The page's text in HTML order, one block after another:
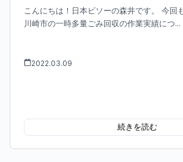
こんにちは！日本ビソーの森井です。 今回
川崎市の一時多量ごみ回収の作業実績につ...
2022.03.09
続きを読む